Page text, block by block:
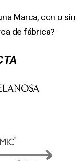
Marca, con o sin
de fábrica?